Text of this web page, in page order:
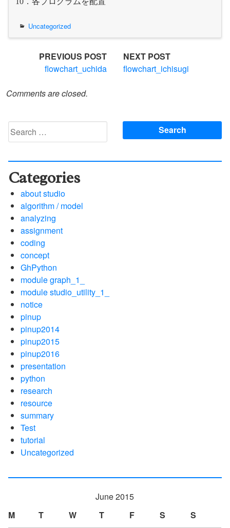
Uncategorized
navigation
PREVIOUS POST
flowchart_uchida
NEXT POST
flowchart_ichisugi
Comments are closed.
Search
for:
Categories
about studio
algorithm / model
analyzing
assignment
coding
concept
GhPython
module graph_1_
module studio_utility_1_
notice
pinup
pinup2014
pinup2015
pinup2016
presentation
python
research
resource
summary
Test
tutorial
Uncategorized
June 2015
M
T W T F S S